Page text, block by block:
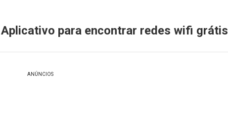
Aplicativo para encontrar redes wifi grátis
ANÚNCIOS